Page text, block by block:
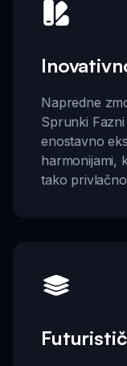
Napredne
Sprunki
enostavno
harmonijami,
tako